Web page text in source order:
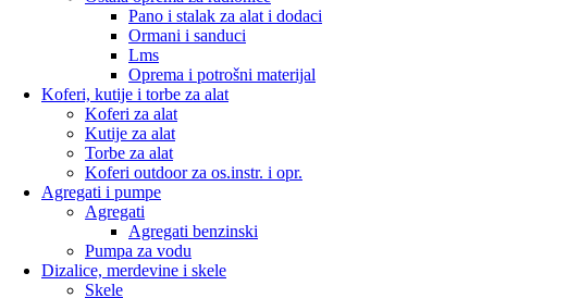
Pano i stalak za alat i dodaci
Ormani i sanduci
Lms
Oprema i potrošni materijal
Koferi, kutije i torbe za alat
Koferi za alat
Kutije za alat
Torbe za alat
Koferi outdoor za os.instr. i opr.
Agregati i pumpe
Agregati
Agregati benzinski
Pumpa za vodu
Dizalice, merdevine i skele
Skele